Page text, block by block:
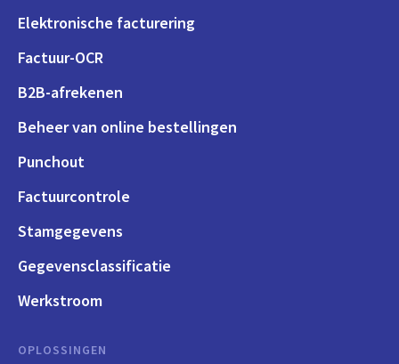
Elektronische facturering
Factuur-OCR
B2B-afrekenen
Beheer van online bestellingen
Punchout
Factuurcontrole
Stamgegevens
Gegevensclassificatie
Werkstroom
OPLOSSINGEN